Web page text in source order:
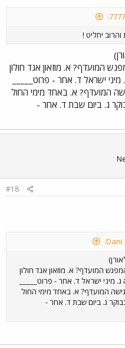
יחליט !
המפגש המועדף? א. מוזאון אגד חולון
ישראל ד. אחר - פרוט_____
הפגישה המועדף? א. באחד מימי החול
ג. ביום שבת ד. אחר -
#18
המפגש המועדף? א. מוזאון אגד חולון
מיני ישראל ד. אחר - פרוט_____
הפגישה המועדף? א. באחד מימי החול
ג. ביום שבת ד. אחר -